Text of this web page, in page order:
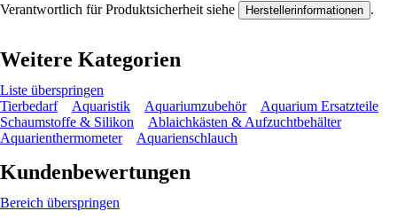
Verantwortlich für Produktsicherheit siehe Herstellerinformationen .
Weitere Kategorien
Liste überspringen
Tierbedarf
Aquaristik Aquariumzubehör
Aquarium Ersatzteile
Schaumstoffe & Silikon
Ablaichkästen & Aufzuchtbehälter
Aquarienthermometer
Aquarienschlauch
Kundenbewertungen
Bereich überspringen